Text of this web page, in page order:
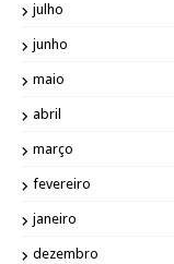
julho
junho
maio
abril
março
fevereiro
janeiro
dezembro